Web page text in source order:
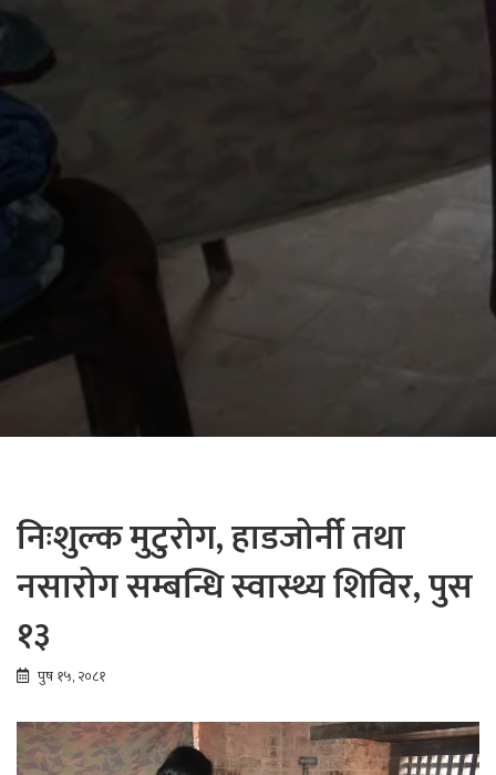
निःशुल्क मुटुरोग, हाडजोर्नी तथा
नसारोग सम्बन्धि स्वास्थ्य शिविर, पुस
१३
पुष १५, २०८१